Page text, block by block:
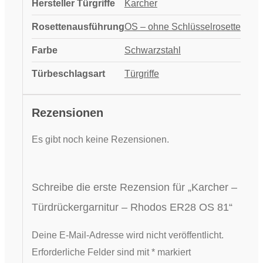
Hersteller Türgriffe Karcher
RosettenausführungOS – ohne Schlüsselrosette
Farbe Schwarzstahl
Türbeschlagsart Türgriffe
Rezensionen
Es gibt noch keine Rezensionen.
Schreibe die erste Rezension für „Karcher –
Türdrückergarnitur – Rhodos ER28 OS 81“
Deine E-Mail-Adresse wird nicht veröffentlicht.
Erforderliche Felder sind mit*markiert